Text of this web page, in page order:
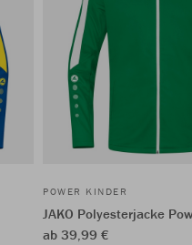
POWER KINDER
JAKO Polyesterjacke
ab 39,99 €